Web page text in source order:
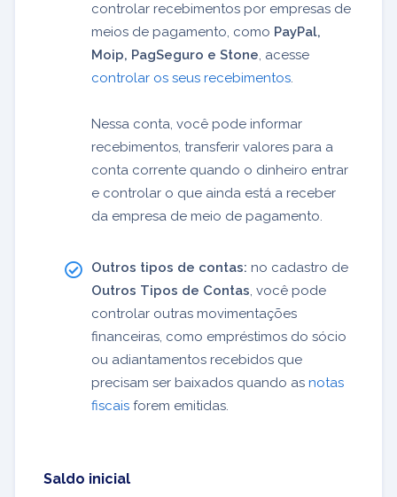
controlar recebimentos por empresas de
meios de pagamento, como PayPal,
Moip, PagSeguro e Stone, acesse
controlar os seus recebimentos.
Nessa conta, você pode informar
recebimentos, transferir valores para a
conta corrente quando o dinheiro entrar
e controlar o que ainda está a receber
da empresa de meio de pagamento.
Outros tipos de contas: no cadastro de
Outros Tipos de Contas, você pode
controlar outras movimentações
financeiras, como empréstimos do sócio
ou adiantamentos recebidos que
precisam ser baixados quando as notas
fiscais forem emitidas.
Saldo inicial